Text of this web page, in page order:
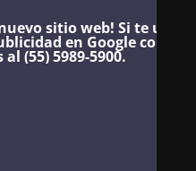
sitio web! Si te urge
en Google con
(55) 5989-5900.